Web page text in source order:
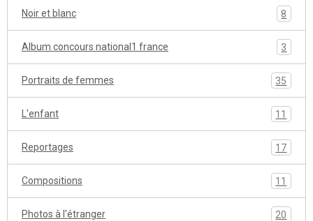
Noir et blanc 8
Album concours national1 france 3
Portraits de femmes 35
L'enfant 11
Reportages 17
Compositions 11
Photos à l'étranger 20